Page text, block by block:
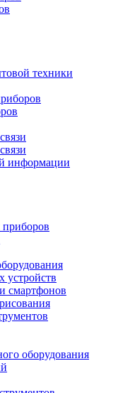
техники
информации
приборов
устройств
смартфонов
оборудования